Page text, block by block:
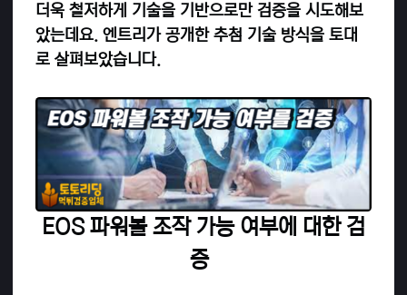
더욱 철저하게 기술을 기반으로만 검증을 시도해보
았는데요. 엔트리가 공개한 추첨 기술 방식을 토대
로 살펴보았습니다.
EOS 파워볼 조작 가능 여부에 대한 검
증